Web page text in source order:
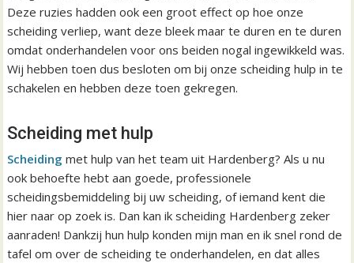
Deze ruzies hadden ook een groot effect op hoe onze
scheiding verliep, want deze bleek maar te duren en te duren
omdat onderhandelen voor ons beiden nogal ingewikkeld was.
Wij hebben toen dus besloten om bij onze scheiding hulp in te
schakelen en hebben deze toen gekregen.
Scheiding met hulp
Scheiding met hulp van het team uit Hardenberg? Als u nu
ook behoefte hebt aan goede, professionele
scheidingsbemiddeling bij uw scheiding, of iemand kent die
hier naar op zoek is. Dan kan ik scheiding Hardenberg zeker
aanraden! Dankzij hun hulp konden mijn man en ik snel rond de
tafel om over de scheiding te onderhandelen, en dat alles